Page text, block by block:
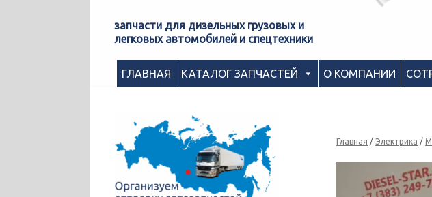
запчасти для дизельных грузовых и
легковых автомобилей и спецтехники
ГЛАВНАЯ КАТАЛОГ ЗАПЧАСТЕЙ О КОМПАНИИ
Главная /Электрика /